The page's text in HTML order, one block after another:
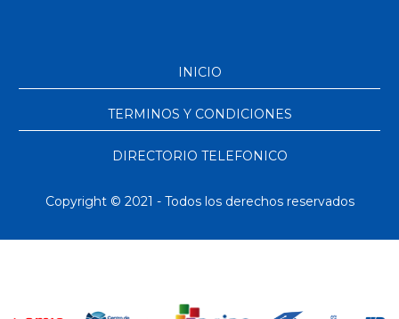
INICIO
TERMINOS Y CONDICIONES
DIRECTORIO TELEFONICO
Copyright © 2021 - Todos los derechos reservados